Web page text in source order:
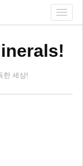
Toggle
한 세상!